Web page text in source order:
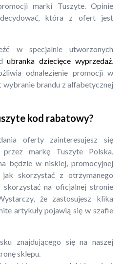
marki Tuszyte. Opinie
która z ofert jest
w specjalnie utworzonych
ubranka dziecięce wyprzedaż.
odnalezienie promocji w
brandu z alfabetycznej
kod rabatowy?
oferty zainteresujesz się
markę Tuszyte Polska,
będzie w niskiej, promocyjnej
jak skorzystać z otrzymanego
na oficjalnej stronie
że zastosujesz klika
artykuły pojawią się w szafie
znajdującego się na naszej
sklepu.